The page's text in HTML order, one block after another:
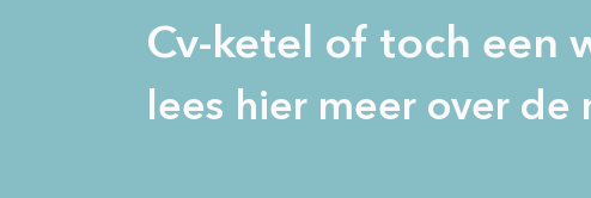
Cv-ketel of toch een
lees hier meer over de